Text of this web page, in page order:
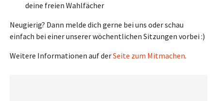
deine freien Wahlfächer
Neugierig? Dann melde dich gerne bei uns oder schau
einfach bei einer unserer wöchentlichen Sitzungen vorbei :)
Weitere Informationen auf derSeite zum Mitmachen.